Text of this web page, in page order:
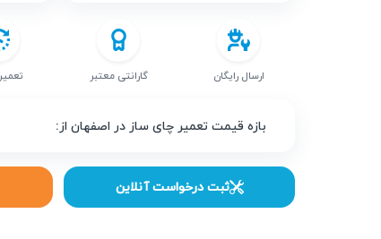
ارسال رایگان گارانتی معتبر
بازه قیمت تعمیر چای ساز در اصفهان از:
ثبت درخواست آنلاین